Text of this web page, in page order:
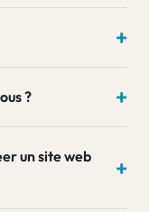
?
un site web